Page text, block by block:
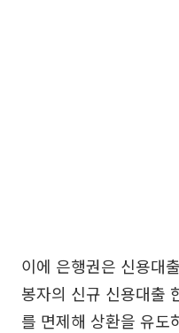
이에 은행권은 신용대
봉자의 신규 신용대출
를 면제해 상환을 유도